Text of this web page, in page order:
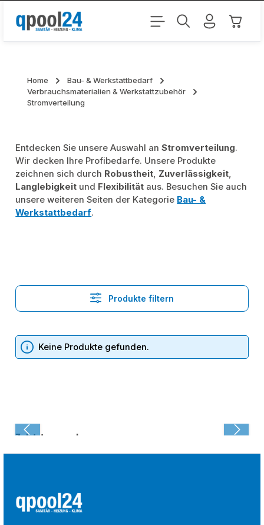
Zum Hauptinhalt springen
Home
Bau- & Werkstattbedarf
Verbrauchsmaterialien & Werkstattzubehör
Stromverteilung
Entdecken Sie unsere Auswahl anStromverteilung.
Wir decken Ihre Profibedarfe. Unsere Produkte
zeichnen sich durch Robustheit, Zuverlässigkeit,
Langlebigkeit und Flexibilität aus. Besuchen Sie auch
unsere weiteren Seiten der Kategorie Bau- &
Werkstattbedarf.
Produkte filtern
Keine Produkte gefunden.
Zuletzt angesehen: